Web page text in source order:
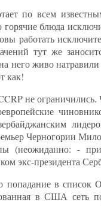
по всем
горячие блюда
работать
тут же
него живо
как!
не ограничились.
Черногории
(неожиданно: -
экс-президента
в список
в США